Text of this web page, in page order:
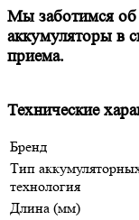
Мы заботимся об
аккумуляторы в
приема.
Технические
Бренд
Тип
технология
Длина (мм)